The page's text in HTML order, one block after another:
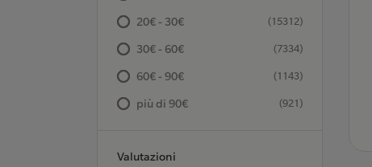
20€ - 30€ (15312)
30€ - 60€ (7334)
60€ - 90€ (1143)
più di 90€ (921)
Valutazioni